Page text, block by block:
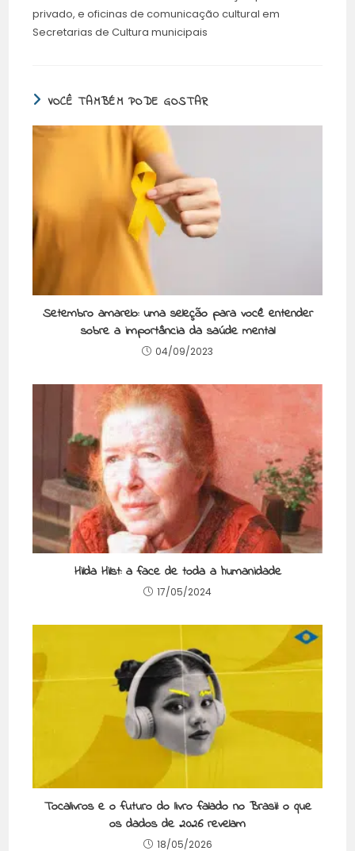
privado, e oficinas de comunicação cultural em
Secretarias de Cultura municipais
VOCÊ TAMBÉM PODE GOSTAR
Setembro amarelo: uma seleção para você entender
sobre a importância da saúde mental
04/09/2023
Hilda Hilst: a face de toda a humanidade
17/05/2024
Tocalivros e o futuro do livro falado no Brasil: o que
os dados de 2026 revelam
18/05/2026